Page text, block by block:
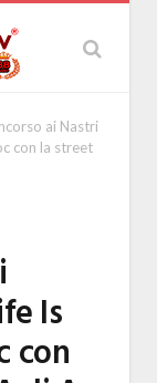
ai Nastri
con la street
Is
con